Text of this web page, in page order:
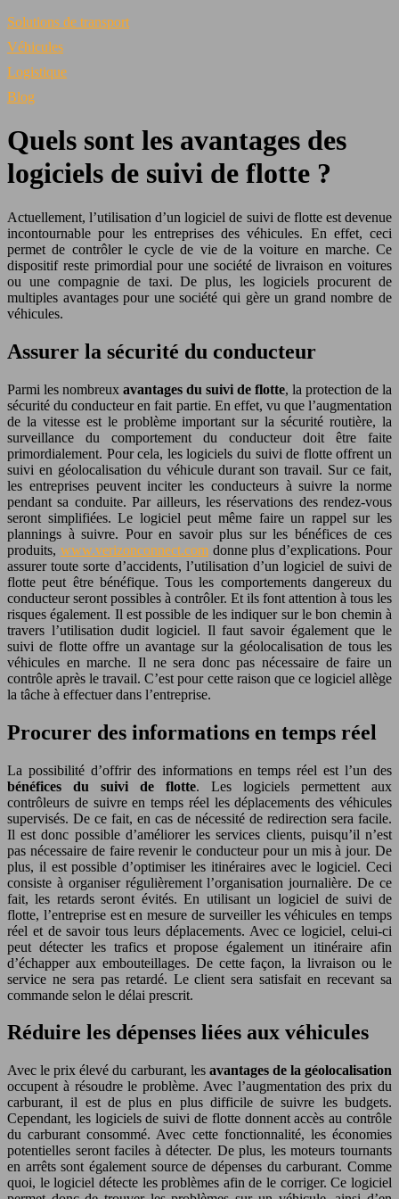
Solutions de transport
Véhicules
Logistique
Blog
Quels sont les avantages des
logiciels de suivi de flotte ?
Actuellement, l’utilisation d’un logiciel de suivi de flotte est devenue
incontournable pour les entreprises des véhicules. En effet, ceci
permet de contrôler le cycle de vie de la voiture en marche. Ce
dispositif reste primordial pour une société de livraison en voitures
ou une compagnie de taxi. De plus, les logiciels procurent de
multiples avantages pour une société qui gère un grand nombre de
véhicules.
Assurer la sécurité du conducteur
Parmi les nombreux avantages du suivi de flotte, la protection de la
sécurité du conducteur en fait partie. En effet, vu que l’augmentation
de la vitesse est le problème important sur la sécurité routière, la
surveillance du comportement du conducteur doit être faite
primordialement. Pour cela, les logiciels du suivi de flotte offrent un
suivi en géolocalisation du véhicule durant son travail. Sur ce fait,
les entreprises peuvent inciter les conducteurs à suivre la norme
pendant sa conduite. Par ailleurs, les réservations des rendez-vous
seront simplifiées. Le logiciel peut même faire un rappel sur les
plannings à suivre. Pour en savoir plus sur les bénéfices de ces
produits, www.verizonconnect.comdonne plus d’explications. Pour
assurer toute sorte d’accidents, l’utilisation d’un logiciel de suivi de
flotte peut être bénéfique. Tous les comportements dangereux du
conducteur seront possibles à contrôler. Et ils font attention à tous les
risques également. Il est possible de les indiquer sur le bon chemin à
travers l’utilisation dudit logiciel. Il faut savoir également que le
suivi de flotte offre un avantage sur la géolocalisation de tous les
véhicules en marche. Il ne sera donc pas nécessaire de faire un
contrôle après le travail. C’est pour cette raison que ce logiciel allège
la tâche à effectuer dans l’entreprise.
Procurer des informations en temps réel
La possibilité d’offrir des informations en temps réel est l’un des
bénéfices du suivi de flotte. Les logiciels permettent aux
contrôleurs de suivre en temps réel les déplacements des véhicules
supervisés. De ce fait, en cas de nécessité de redirection sera facile.
Il est donc possible d’améliorer les services clients, puisqu’il n’est
pas nécessaire de faire revenir le conducteur pour un mis à jour. De
plus, il est possible d’optimiser les itinéraires avec le logiciel. Ceci
consiste à organiser régulièrement l’organisation journalière. De ce
fait, les retards seront évités. En utilisant un logiciel de suivi de
flotte, l’entreprise est en mesure de surveiller les véhicules en temps
réel et de savoir tous leurs déplacements. Avec ce logiciel, celui-ci
peut détecter les trafics et propose également un itinéraire afin
d’échapper aux embouteillages. De cette façon, la livraison ou le
service ne sera pas retardé. Le client sera satisfait en recevant sa
commande selon le délai prescrit.
Réduire les dépenses liées aux véhicules
Avec le prix élevé du carburant, les avantages de la géolocalisation
occupent à résoudre le problème. Avec l’augmentation des prix du
carburant, il est de plus en plus difficile de suivre les budgets.
Cependant, les logiciels de suivi de flotte donnent accès au contrôle
du carburant consommé. Avec cette fonctionnalité, les économies
potentielles seront faciles à détecter. De plus, les moteurs tournants
en arrêts sont également source de dépenses du carburant. Comme
quoi, le logiciel détecte les problèmes afin de le corriger. Ce logiciel